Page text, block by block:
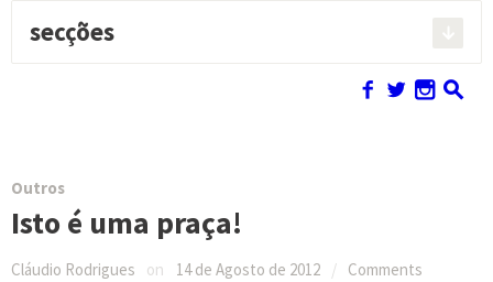
secções
f w n s
Outros
Isto é uma praça!
Cláudio Rodrigues on 14 de Agosto de 2012 / Comments